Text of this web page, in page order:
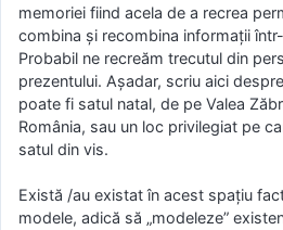
memoriei fiind acela de a recrea
combina și recombina informații
Probabil ne recreăm trecutul din
prezentului. Așadar, scriu aici
poate fi satul natal, de pe Valea
România, sau un loc privilegiat pe
satul din vis.
Există /au existat în acest spațiu
modele, adică să „modeleze”